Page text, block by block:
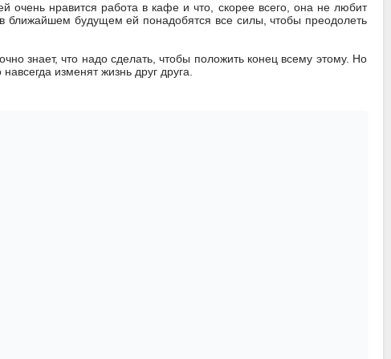
очень нравится работа в кафе и что, скорее всего, она не любит
ближайшем будущем ей понадобятся все силы, чтобы преодолеть
знает, что надо сделать, чтобы положить конец всему этому. Но
изменят жизнь друг друга.